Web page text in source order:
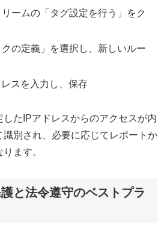
ームの「タグ設定を行う」をク
クの定義」を選択し、新しいルー
スを入力し、保存
したIPアドレスからのアクセスが内
別され、必要に応じてレポートか
ます。
と法令遵守のベストプラ